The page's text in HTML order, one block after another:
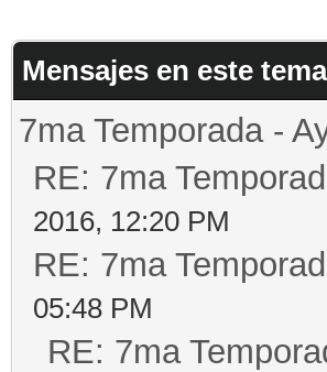
Mensajes en este tema
7ma Temporada -
RE: 7ma
2016, 12:20 PM
RE: 7ma
05:48 PM
RE: 7ma